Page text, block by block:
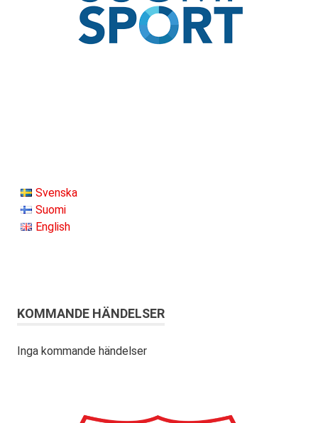
Svenska
Suomi
English
KOMMANDE HÄNDELSER
Inga kommande händelser